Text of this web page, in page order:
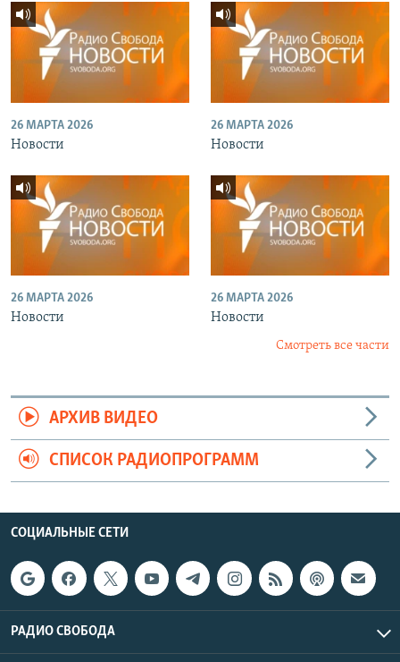
26 МАРТА 2026
Новости
26 МАРТА 2026
Новости
26 МАРТА 2026
Новости
26 МАРТА 2026
Новости
Смотреть все части
АРХИВ ВИДЕО
СПИСОК РАДИОПРОГРАММ
СОЦИАЛЬНЫЕ СЕТИ
РАДИО СВОБОДА